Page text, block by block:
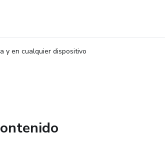
y en cualquier dispositivo